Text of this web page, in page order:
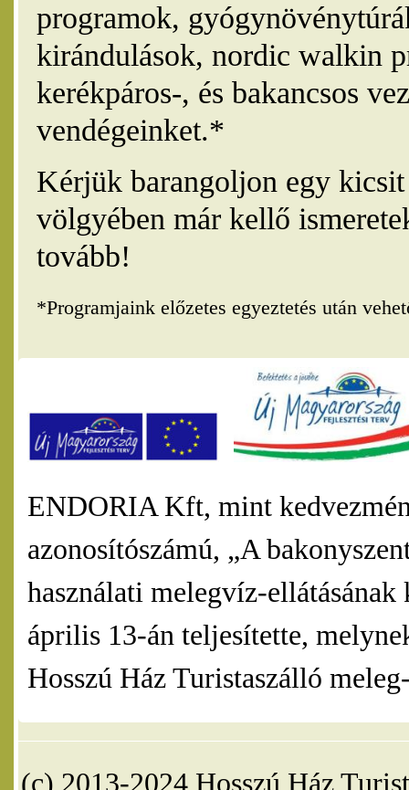
programok,
kirándulások, nordic walkin
kerékpáros-, és bakancsos
vendégeinket.*
Kérjük barangoljon egy
völgyében már kellő
tovább!
*Programjaink előzetes egyeztetés után
ENDORIA Kft, mint
azonosítószámú, „A
használati melegvíz-
április 13-án teljesítette,
Hosszú Ház Turistaszálló
(c) 2013-2024 Hosszú Ház